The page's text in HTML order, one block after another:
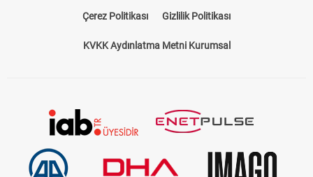
Çerez Politikası Gizlilik Politikası
KVKK Aydınlatma Metni Kurumsal